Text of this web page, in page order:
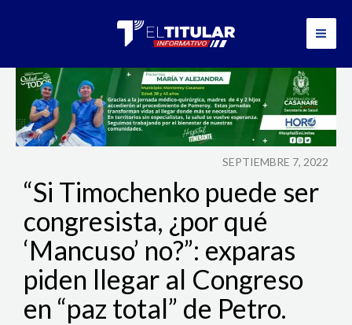
SEPTIEMBRE 7, 2022
“Si Timochenko puede ser
congresista, ¿por qué
‘Mancuso’ no?”: exparas
piden llegar al Congreso
en “paz total” de Petro.